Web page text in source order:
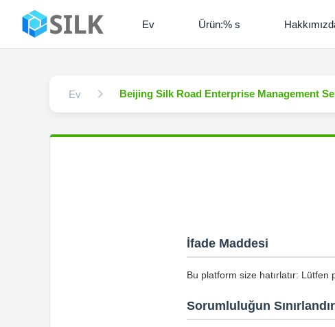
Ev Ürün:% s
Ev Beijing Silk Road Enterprise Management
İfade Maddesi
Bu platform size hatırlatır:
Sorumluluğun